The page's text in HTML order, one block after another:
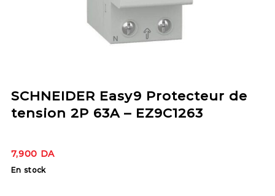
SCHNEIDER Easy9 Protecteur de
tension 2P 63A – EZ9C1263
7,900 DA
En stock